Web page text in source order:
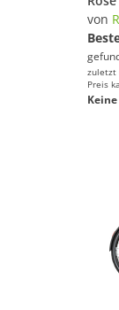
von
zuletzt
Preis